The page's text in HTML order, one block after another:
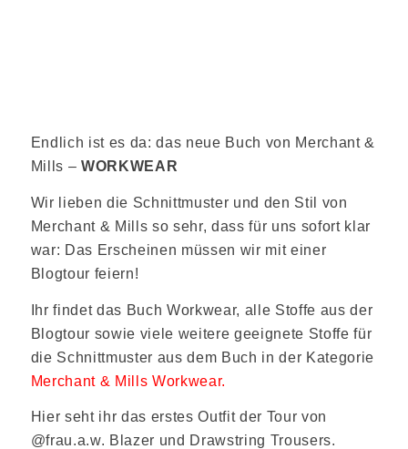
Endlich ist es da: das neue Buch von Merchant &
Mills – WORKWEAR
Wir lieben die Schnittmuster und den Stil von
Merchant & Mills so sehr, dass für uns sofort klar
war: Das Erscheinen müssen wir mit einer
Blogtour feiern!
Ihr findet das Buch Workwear, alle Stoffe aus der
Blogtour sowie viele weitere geeignete Stoffe für
die Schnittmuster aus dem Buch in der Kategorie
Merchant & Mills Workwear.
Hier seht ihr das erstes Outfit der Tour von
@frau.a.w. Blazer und Drawstring Trousers.